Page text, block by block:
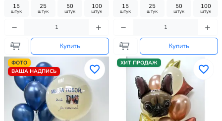
15
штук
25
штук
50
штук
100
штук
Купить
15
штук
25
штук
50
штук
100
штук
Купить
ФОТО
ВАША НАДПИСЬ
ХИТ ПРОДАЖ